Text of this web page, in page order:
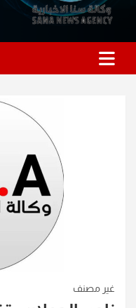
غير مصنف